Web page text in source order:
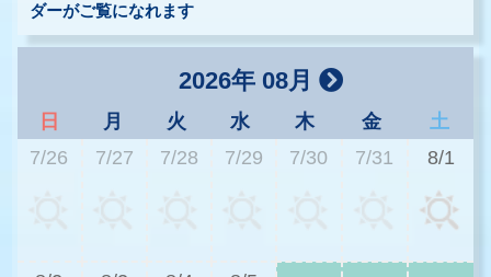
ダーがご覧になれます
2026年 08月
日 月 火 水 木 金
土
7/26
7/27 7/28 7/29 7/30 7/31 8/1